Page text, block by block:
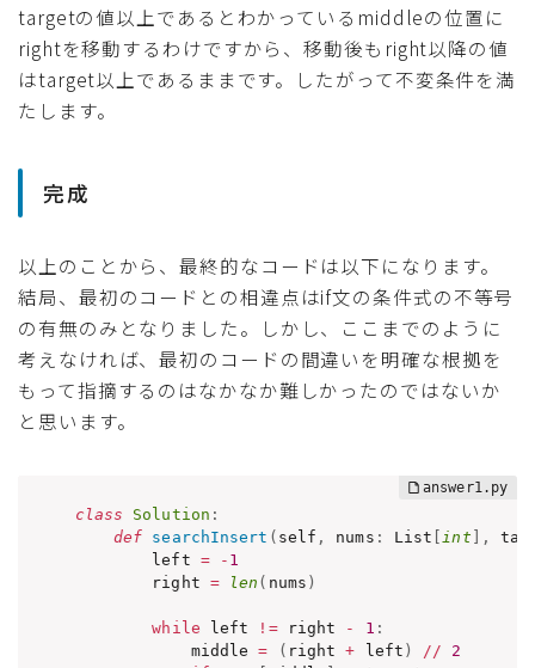
targetの値以上であるとわかっているmiddleの位置に
rightを移動するわけですから、移動後もright以降の値
はtarget以上であるままです。したがって不変条件を満
たします。
完成
以上のことから、最終的なコードは以下になります。
結局、最初のコードとの相違点はif文の条件式の不等号
の有無のみとなりました。しかし、ここまでのように
考えなければ、最初のコードの間違いを明確な根拠を
もって指摘するのはなかなか難しかったのではないか
と思います。
class Solution :
def searchInsert ( self , nums : List [ int ] ,
        left
= - 1
        right
= len ( nums )
while left != right - 1 :
            middle
= ( right + left ) //
2